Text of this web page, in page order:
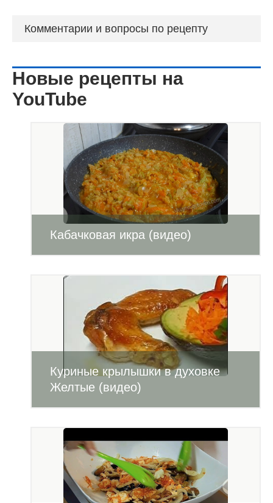
Комментарии и вопросы по рецепту
Новые рецепты на
YouTube
Кабачковая икра (видео)
Куриные крылышки в духовке
Желтые (видео)